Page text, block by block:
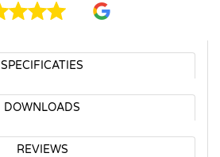
SPECIFICATIES
DOWNLOADS
REVIEWS